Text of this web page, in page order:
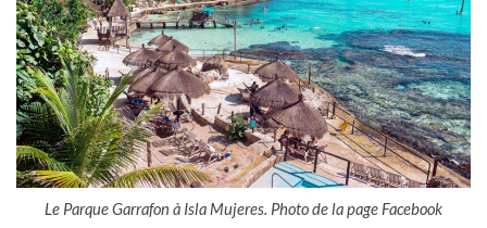
Le Parque Garrafon à Isla Mujeres. Photo de la page Facebook